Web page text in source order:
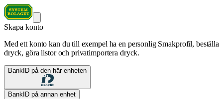
Skapa konto
Med ett konto kan du till exempel ha en personlig Smakprofil, beställa
dryck, göra listor och privatimportera dryck.
BankID på den här enheten
BankID på annan enhet